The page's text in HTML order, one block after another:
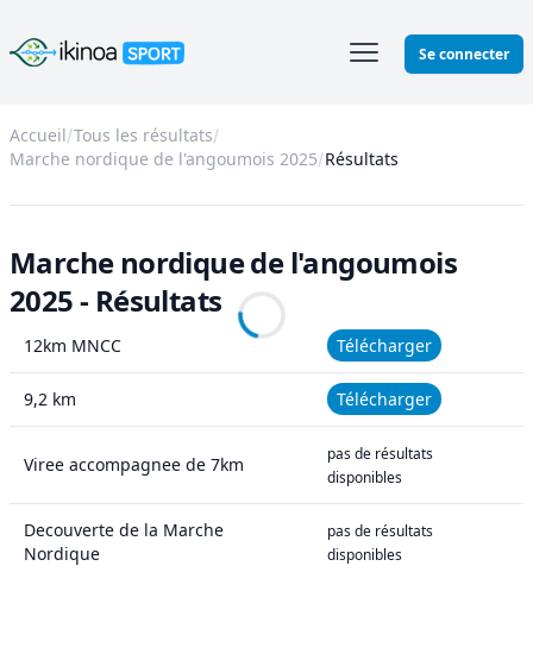
Ikinoa Sport Se connecter
Accueil Tous les résultats
Marche nordique de l'angoumois 2025 Résultats
Marche nordique de l'angoumois
2025 - Résultats
12km MNCC Télécharger
9,2 km Télécharger
Viree accompagnee de 7km
pas de résultats
disponibles
Decouverte de la Marche
Nordique
pas de résultats
disponibles